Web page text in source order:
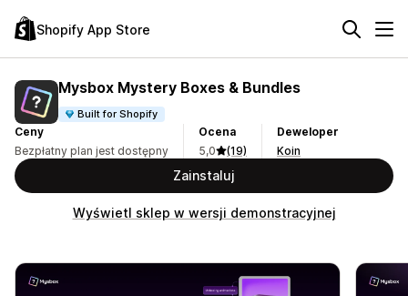
Shopify App Store
Mysbox Mystery Boxes & Bundles
Built for Shopify
Ceny
Bezpłatny plan jest dostępny
Ocena
5,0
(19)
Deweloper
Koin
Zainstaluj
Wyświetl sklep w wersji demonstracyjnej